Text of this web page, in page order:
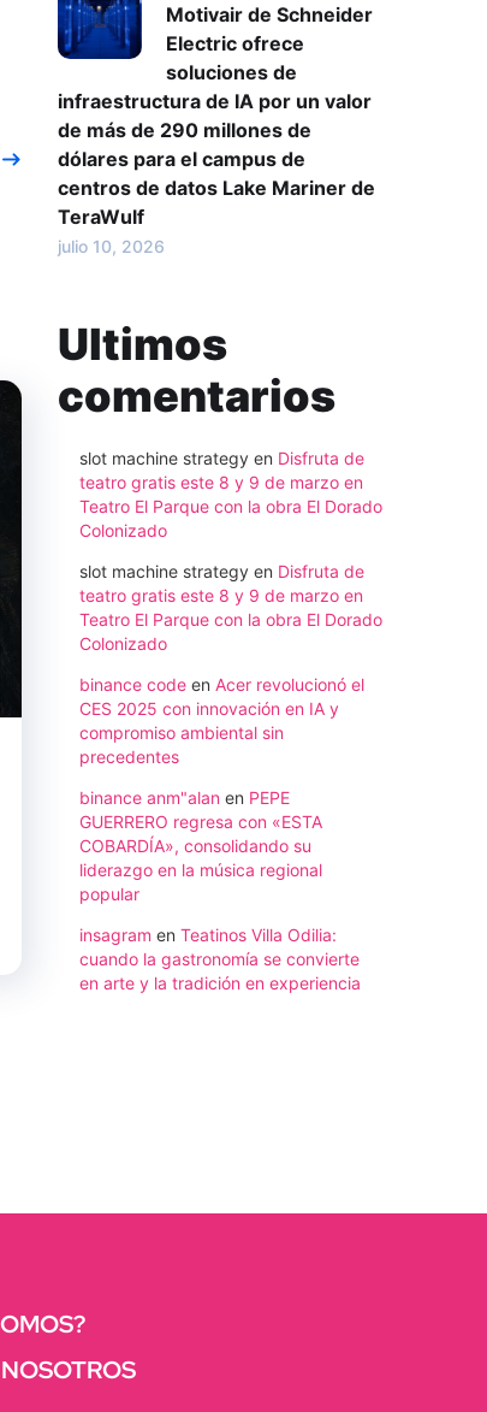
Motivair de Schneider
Electric ofrece
soluciones de
infraestructura de IA por un valor
de más de 290 millones de
dólares para el campus de
centros de datos Lake Mariner de
TeraWulf
julio 10, 2026
Ultimos
comentarios
slot machine strategy en Disfruta de
teatro gratis este 8 y 9 de marzo en
Teatro El Parque con la obra El Dorado
Colonizado
slot machine strategy en Disfruta de
teatro gratis este 8 y 9 de marzo en
Teatro El Parque con la obra El Dorado
Colonizado
binance code en Acer revolucionó el
CES 2025 con innovación en IA y
compromiso ambiental sin
precedentes
binance anm"alan en PEPE
GUERRERO regresa con «ESTA
COBARDÍA», consolidando su
liderazgo en la música regional
popular
insagram en Teatinos Villa Odilia:
cuando la gastronomía se convierte
en arte y la tradición en experiencia